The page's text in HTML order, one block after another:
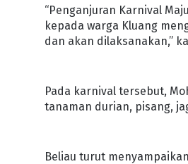
“Penganjuran Karnival
kepada warga Kluang
dan akan dilaksanakan,”
Pada karnival tersebut,
tanaman durian, pisang,
Beliau turut